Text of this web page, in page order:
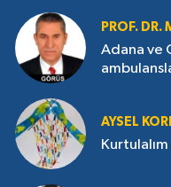
PROF. DR.
Adana ve
AYSEL